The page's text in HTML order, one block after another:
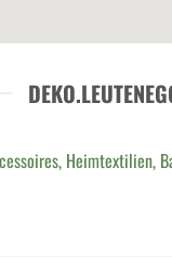
Heimtextilien,